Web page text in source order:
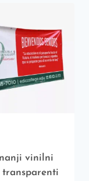
vinilni
transparenti